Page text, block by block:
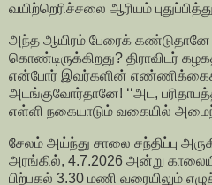
வயிற்றெரிச்சலை ஆரியம்
அந்த ஆயிரம் பேரைக்
கொண்டிருக்கிறது? திராவிடர்
என்போர் இவர்களின்
அடங்குவோர்தானே! ‘‘அட,
எள்ளி நகையாடும் வகையில்
சேலம் அய்ந்து சாலை சந்திப்பு
அரங்கில், 4.7.2026 அன்று
பிற்பகல் 3.30 மணி வரையிலும்